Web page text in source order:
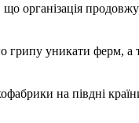
уникати ферм, а
на півдні